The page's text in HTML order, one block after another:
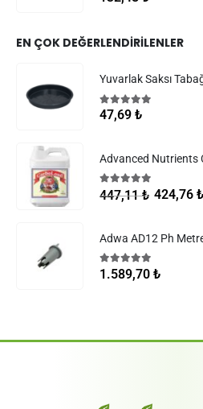
EN ÇOK DEĞERLENDIRILENLER
Yuvarlak Saksı
5.005 üzerinden
47,69 ₺
Advanced Nutrients
5.00 5 üzerinden
447,11₺ 424,76 ₺
Adwa AD12 Ph
5.005 üzerinden
1.589,70 ₺